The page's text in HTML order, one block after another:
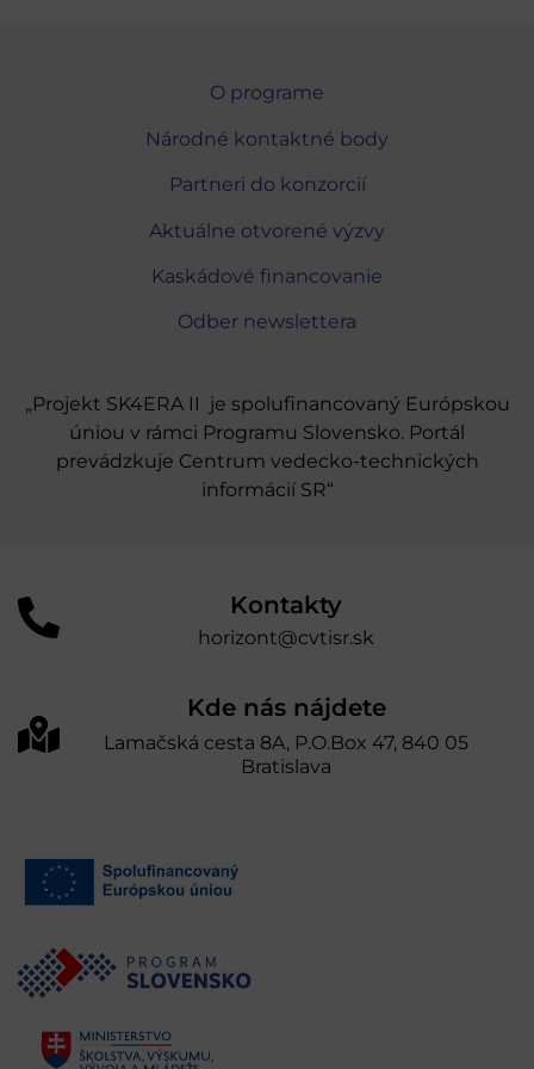
O programe
Národné kontaktné body
Partneri do konzorcií
Aktuálne otvorené výzvy
Kaskádové financovanie
Odber newslettera
„Projekt SK4ERA II je spolufinancovaný Európskou
úniou v rámci Programu Slovensko. Portál
prevádzkuje Centrum vedecko-technických
informácií SR“
Kontakty
horizont@cvtisr.sk
Kde nás nájdete
Lamačská cesta 8A, P.O.Box 47, 840 05
Bratislava